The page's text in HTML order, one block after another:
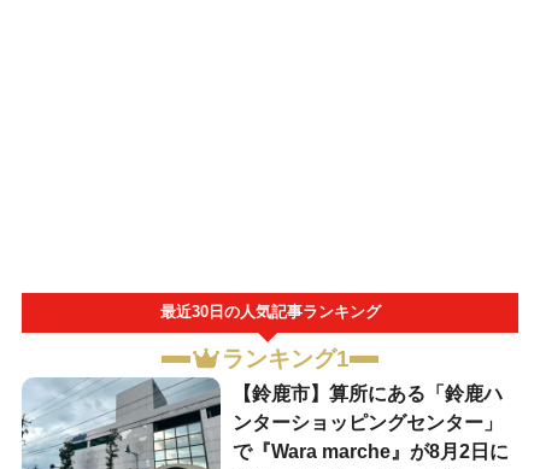
最近30日の人気記事ランキング
ランキング1
【鈴鹿市】算所にある「鈴鹿ハ
ンターショッピングセンター」
で『Wara marche』が8月2日に